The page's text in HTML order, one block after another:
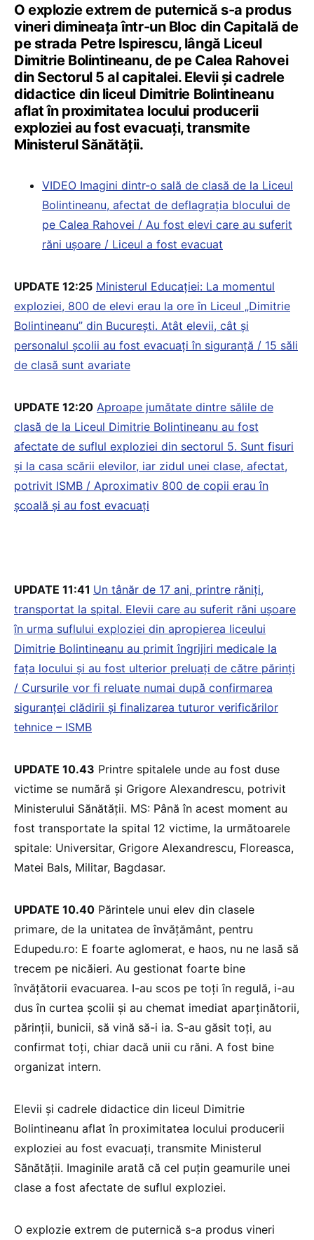
O explozie extrem de puternică s-a produs
vineri dimineața într-un Bloc din Capitală de
pe strada Petre Ispirescu, lângă Liceul
Dimitrie Bolintineanu, de pe Calea Rahovei
din Sectorul 5 al capitalei. Elevii și cadrele
didactice din liceul Dimitrie Bolintineanu
aflat în proximitatea locului producerii
exploziei au fost evacuați, transmite
Ministerul Sănătății.
VIDEO Imagini dintr-o sală de clasă de la Liceul
Bolintineanu, afectat de deflagrația blocului de
pe Calea Rahovei / Au fost elevi care au suferit
răni ușoare / Liceul a fost evacuat
UPDATE 12:25 Ministerul Educației: La momentul
exploziei, 800 de elevi erau la ore în Liceul „Dimitrie
Bolintineanu” din București. Atât elevii, cât și
personalul școlii au fost evacuați în siguranță / 15 săli
de clasă sunt avariate
UPDATE 12:20 Aproape jumătate dintre sălile de
clasă de la Liceul Dimitrie Bolintineanu au fost
afectate de suflul exploziei din sectorul 5. Sunt fisuri
și la casa scării elevilor, iar zidul unei clase, afectat,
potrivit ISMB / Aproximativ 800 de copii erau în
școală și au fost evacuați
UPDATE 11:41 Un tânăr de 17 ani, printre răniți,
transportat la spital. Elevii care au suferit răni ușoare
în urma suflului exploziei din apropierea liceului
Dimitrie Bolintineanu au primit îngrijiri medicale la
fața locului și au fost ulterior preluați de către părinți
/ Cursurile vor fi reluate numai după confirmarea
siguranței clădirii și finalizarea tuturor verificărilor
tehnice – ISMB
UPDATE 10.43 Printre spitalele unde au fost duse
victime se numără și Grigore Alexandrescu, potrivit
Ministerului Sănătății. MS: Până în acest moment au
fost transportate la spital 12 victime, la următoarele
spitale: Universitar, Grigore Alexandrescu, Floreasca,
Matei Bals, Militar, Bagdasar.
UPDATE 10.40 Părintele unui elev din clasele
primare, de la unitatea de învățământ, pentru
Edupedu.ro: E foarte aglomerat, e haos, nu ne lasă să
trecem pe nicăieri. Au gestionat foarte bine
învățătorii evacuarea. I-au scos pe toți în regulă, i-au
dus în curtea școlii și au chemat imediat aparținătorii,
părinții, bunicii, să vină să-i ia. S-au găsit toți, au
confirmat toți, chiar dacă unii cu răni. A fost bine
organizat intern.
Elevii și cadrele didactice din liceul Dimitrie
Bolintineanu aflat în proximitatea locului producerii
exploziei au fost evacuați, transmite Ministerul
Sănătății. Imaginile arată că cel puțin geamurile unei
clase a fost afectate de suflul exploziei.
O explozie extrem de puternică s-a produs vineri